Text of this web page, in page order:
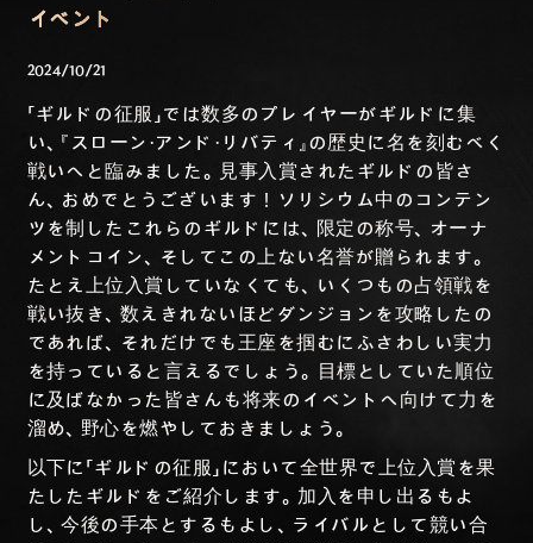
イベント
2024/10/21
「ギルドの征服」では数多のプレイヤーがギルドに集
い、『スローン・アンド・リバティ』の歴史に名を刻むべく
戦いへと臨みました。見事入賞されたギルドの皆さ
ん、おめでとうございます！ソリシウム中のコンテン
ツを制したこれらのギルドには、限定の称号、オーナ
メントコイン、そしてこの上ない名誉が贈られます。
たとえ上位入賞していなくても、いくつもの占領戦を
戦い抜き、数えきれないほどダンジョンを攻略したの
であれば、それだけでも王座を掴むにふさわしい実力
を持っていると言えるでしょう。目標としていた順位
に及ばなかった皆さんも将来のイベントへ向けて力を
溜め、野心を燃やしておきましょう。
以下に「ギルドの征服」において全世界で上位入賞を果
たしたギルドをご紹介します。加入を申し出るもよ
し、今後の手本とするもよし、ライバルとして競い合